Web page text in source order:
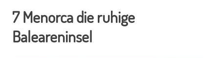
7Menorca die ruhige
Baleareninsel